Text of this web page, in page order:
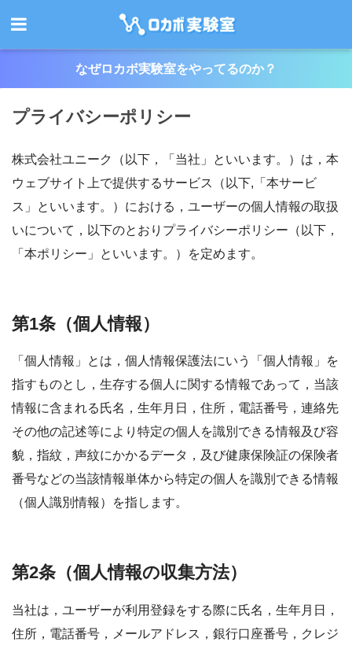
なぜロカボ実験室をやってるのか？
プライバシーポリシー
株式会社ユニーク（以下，「当社」といいます。）は，本
ウェブサイト上で提供するサービス（以下,「本サービ
ス」といいます。）における，ユーザーの個人情報の取扱
いについて，以下のとおりプライバシーポリシー（以下，
「本ポリシー」といいます。）を定めます。
第1条（個人情報）
「個人情報」とは，個人情報保護法にいう「個人情報」を
指すものとし，生存する個人に関する情報であって，当該
情報に含まれる氏名，生年月日，住所，電話番号，連絡先
その他の記述等により特定の個人を識別できる情報及び容
貌，指紋，声紋にかかるデータ，及び健康保険証の保険者
番号などの当該情報単体から特定の個人を識別できる情報
（個人識別情報）を指します。
第2条（個人情報の収集方法）
当社は，ユーザーが利用登録をする際に氏名，生年月日，
住所，電話番号，メールアドレス，銀行口座番号，クレジ